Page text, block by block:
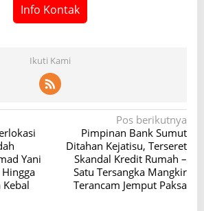
Info Kontak
Ikuti Kami
Yani
Kebal
Pos berikutnya
Pimpinan Bank Sumut
Ditahan Kejatisu, Terseret
Skandal Kredit Rumah –
Satu Tersangka Mangkir
Terancam Jemput Paksa